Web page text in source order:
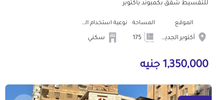
للتقسيط شقق بكمبوند بأكتوبر
الموقع
أكتوبر الجديدة
المساحة
175
نوعية استخدام العمارة
سكني
1,350,000 جنيه